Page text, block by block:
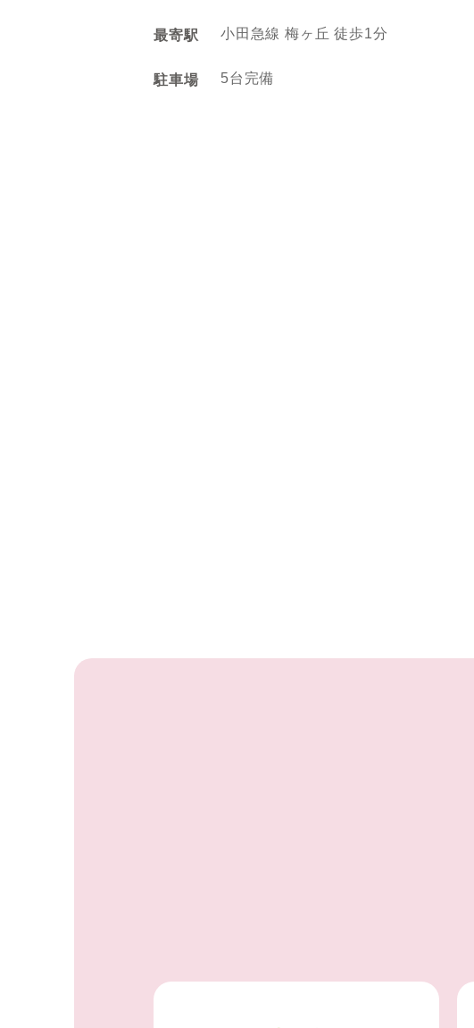
最寄駅 小田急線 梅ヶ丘 徒歩1分
駐車場 5台完備